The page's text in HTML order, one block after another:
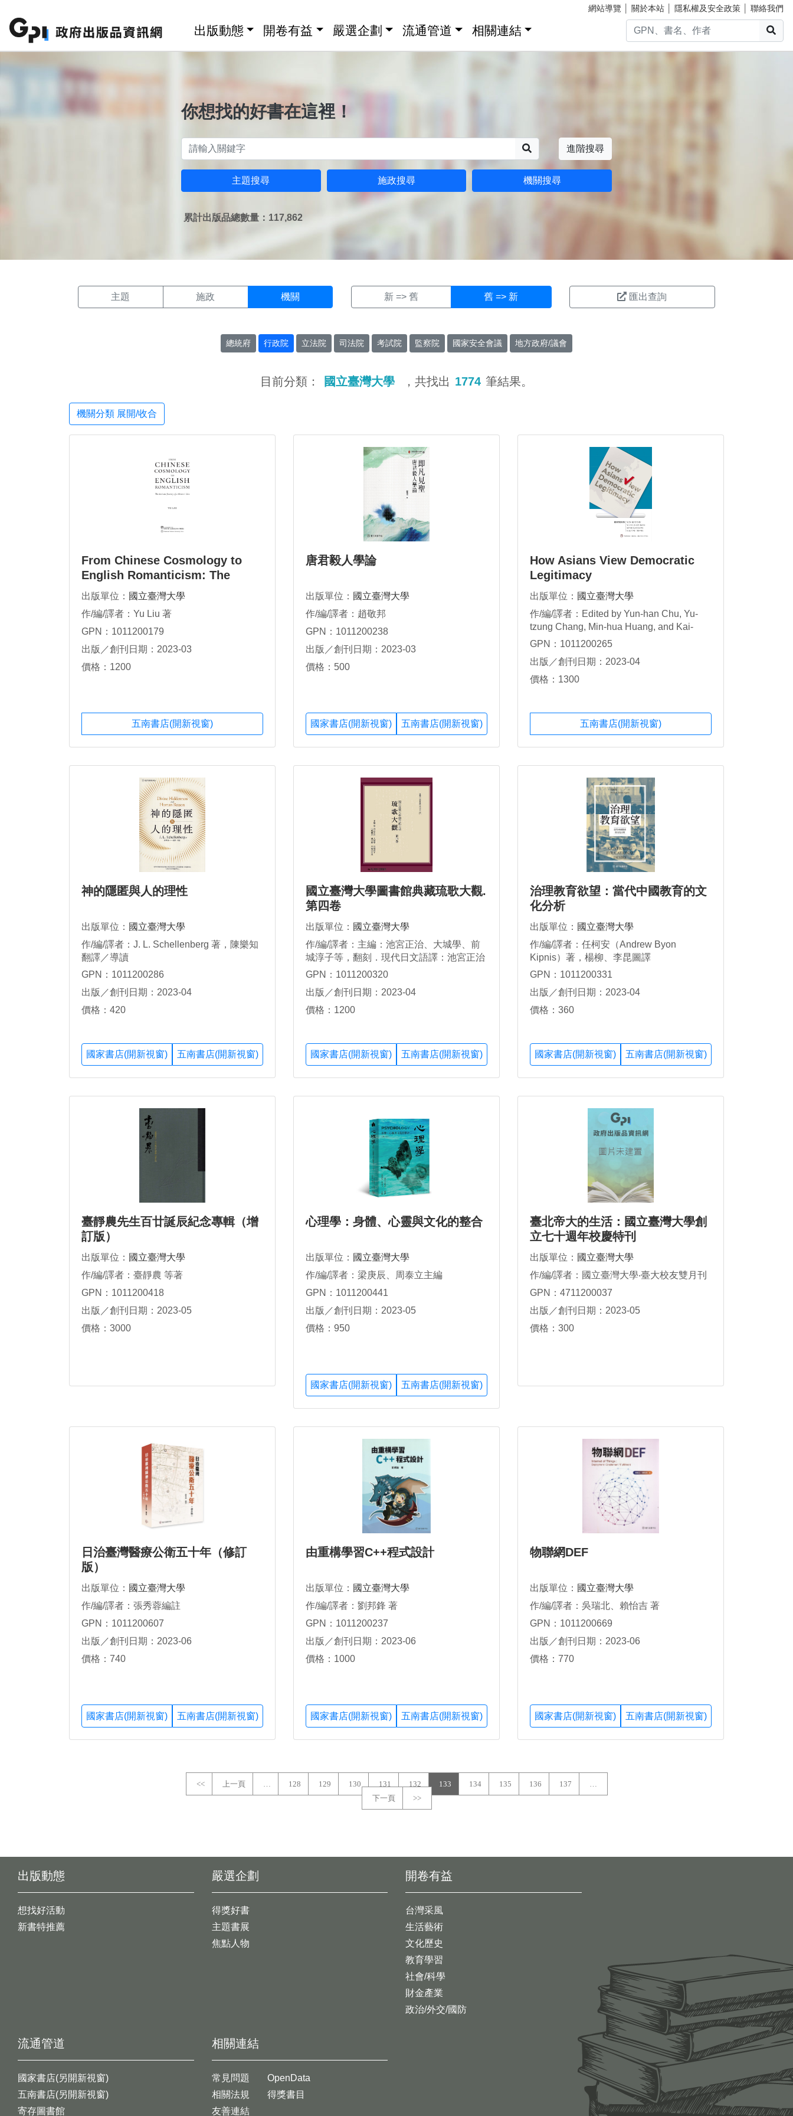
網站導覽 關於本站 隱私權及安全政策 聯絡我們
出版動態 開卷有益 嚴選企劃 流通管道 相關連結
你想找的好書在這裡！
進階搜尋
主題搜尋 施政搜尋 機關搜尋
累計出版品總數量：117,862
主題 施政 機關 新 => 舊 舊 => 新 匯出查詢
總統府 行政院 立法院 司法院 考試院 監察院 國家安全會議 地方政府/議會
目前分類： 國立臺灣大學 ，共找出 1774 筆結果。
機關分類 展開/收合
From Chinese Cosmology to
English Romanticism: The
Intricate Journey of a Monistic
Idea
出版單位： 國立臺灣大學
作/編/譯者：Yu Liu 著
GPN：1011200179
出版／創刊日期：2023-03
價格：1200
五南書店(開新視窗)
唐君毅人學論
出版單位： 國立臺灣大學
作/編/譯者：趙敬邦
GPN：1011200238
出版／創刊日期：2023-03
價格：500
國家書店(開新視窗) 五南書店(開新視窗)
How Asians View Democratic
Legitimacy
出版單位： 國立臺灣大學
作/編/譯者：Edited by Yun-han Chu, Yu-
tzung Chang, Min-hua Huang, and Kai-
Ping Huang
GPN：1011200265
出版／創刊日期：2023-04
價格：1300
五南書店(開新視窗)
神的隱匿與人的理性
出版單位： 國立臺灣大學
作/編/譯者：J. L. Schellenberg 著，陳樂知
翻譯／導讀
GPN：1011200286
出版／創刊日期：2023-04
價格：420
國家書店(開新視窗) 五南書店(開新視窗)
國立臺灣大學圖書館典藏琉歌大觀.
第四卷
出版單位： 國立臺灣大學
作/編/譯者：主編：池宮正治、大城學、前
城淳子等，翻刻．現代日文語譯：池宮正治
等，中文翻譯：赤嶺守、張維真、陳碩炫
GPN：1011200320
出版／創刊日期：2023-04
價格：1200
國家書店(開新視窗) 五南書店(開新視窗)
治理教育欲望：當代中國教育的文
化分析
出版單位： 國立臺灣大學
作/編/譯者：任柯安（Andrew Byon
Kipnis）著，楊柳、李昆圖譯
GPN：1011200331
出版／創刊日期：2023-04
價格：360
國家書店(開新視窗) 五南書店(開新視窗)
臺靜農先生百廿誕辰紀念專輯（增
訂版）
出版單位： 國立臺灣大學
作/編/譯者：臺靜農 等著
GPN：1011200418
出版／創刊日期：2023-05
價格：3000
心理學：身體、心靈與文化的整合
出版單位： 國立臺灣大學
作/編/譯者：梁庚辰、周泰立主編
GPN：1011200441
出版／創刊日期：2023-05
價格：950
國家書店(開新視窗) 五南書店(開新視窗)
臺北帝大的生活：國立臺灣大學創
立七十週年校慶特刊
出版單位： 國立臺灣大學
作/編/譯者：國立臺灣大學‧臺大校友雙月刊
GPN：4711200037
出版／創刊日期：2023-05
價格：300
日治臺灣醫療公衛五十年（修訂
版）
出版單位： 國立臺灣大學
作/編/譯者：張秀蓉編註
GPN：1011200607
出版／創刊日期：2023-06
價格：740
國家書店(開新視窗) 五南書店(開新視窗)
由重構學習C++程式設計
出版單位： 國立臺灣大學
作/編/譯者：劉邦鋒 著
GPN：1011200237
出版／創刊日期：2023-06
價格：1000
國家書店(開新視窗) 五南書店(開新視窗)
物聯網DEF
出版單位： 國立臺灣大學
作/編/譯者：吳瑞北、賴怡吉 著
GPN：1011200669
出版／創刊日期：2023-06
價格：770
國家書店(開新視窗) 五南書店(開新視窗)
<< 上一頁 128 129 130 131 132 133 134 135 136 137
下一頁
>>
出版動態
想找好活動
新書特推薦
開卷有益
台灣采風
生活藝術
文化歷史
教育學習
社會/科學
財金產業
政治/外交/國防
嚴選企劃
得獎好書
主題書展
焦點人物
流通管道
國家書店(另開新視窗)
五南書店(另開新視窗)
寄存圖書館
相關連結
常見問題
相關法規
友善連結
OpenData
得獎書目